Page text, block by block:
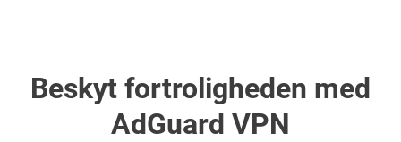
Beskyt fortroligheden med
AdGuard VPN